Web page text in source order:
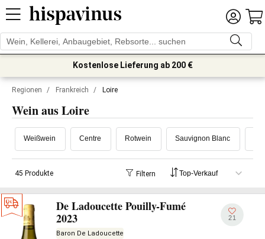
Kostenlose Lieferung ab 200 €
Regionen / Frankreich / Loire
Wein aus Loire
Weißwein Centre Rotwein Sauvignon Blanc
45 Produkte Filtern
De Ladoucette Pouilly-Fumé
2023
Baron De Ladoucette
21